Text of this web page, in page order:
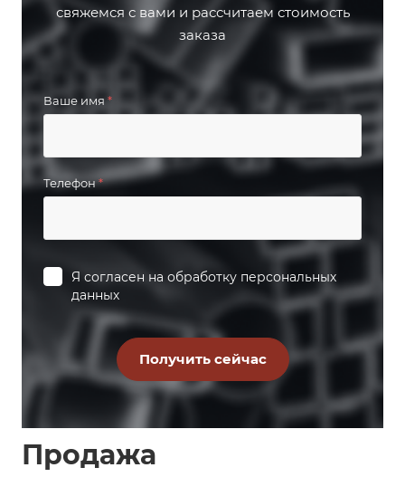
свяжемся с вами и рассчитаем стоимость
заказа
Ваше имя *
Телефон*
Я согласен на обработку персональных
данных
Продажа